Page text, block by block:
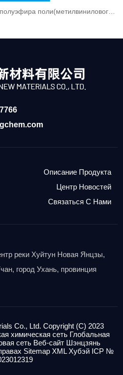
поли(метилвинилового
Описание Продукта
Центр Новостей
Связаться С Нами
реки Хуйтун Новая Янцзы,
город Ухань, провинция
Co., Ltd. Copyright (C) 2023
химическая сеть Глобальная
сеть Веб-сайт Шэнцзянь
Sitemap XML Хубэй ICP №